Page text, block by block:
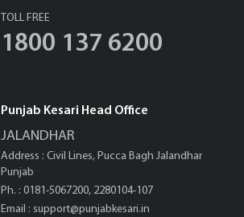
TOLL FREE
1800 137 6200
Punjab Kesari Head Office
JALANDHAR
Address : Civil Lines, Pucca Bagh Jalandhar
Punjab
Ph. : 0181-5067200, 2280104-107
Email : support@punjabkesari.in